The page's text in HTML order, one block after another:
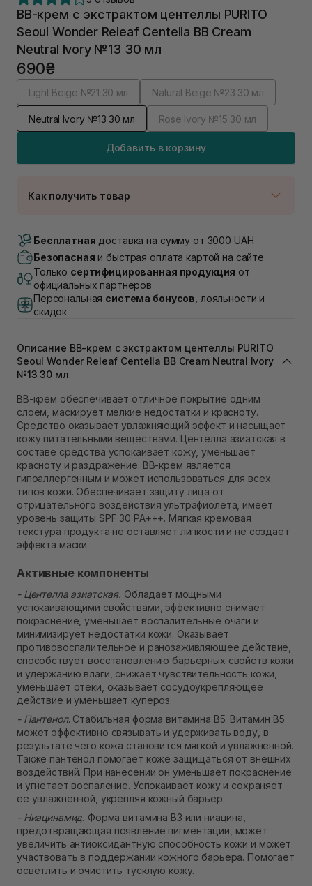
ВВ-крем с экстрактом центеллы PURITO
Seoul Wonder Releaf Centella BB Cream
Neutral Ivory №13 30 мл
690₴
Light Beige №21 30 мл Natural Beige №23 30 мл
Neutral Ivory №13 30 мл Rose Ivory №15 30 мл
Добавить в корзину
Как получить товар
В наличии
Самовывоз г. Луцк, Винниченка 4
Самовывоз г. Львов, ул. Академика Подстригача,
1В (Duck's Lake)
Самовывоз г. Львов ул. Степана Бандеры 43
В наличии
Самовывоз Ровно
В наличии
Самовывоз г. Ровно, ул. Кулика и Гудачека 23 (ТЦ
Экватор)
Бесплатная доставка на сумму от 3000 UAH
Безопасная и быстрая оплата картой на сайте
Только сертифицированная продукция от
официальных партнеров
Персональная система бонусов , лояльности и
скидок
Описание ВВ-крем с экстрактом центеллы PURITO
Seoul Wonder Releaf Centella BB Cream Neutral Ivory
№13 30 мл
ВВ-крем обеспечивает отличное покрытие одним
слоем, маскирует мелкие недостатки и красноту.
Средство оказывает увлажняющий эффект и насыщает
кожу питательными веществами. Центелла азиатская в
составе средства успокаивает кожу, уменьшает
красноту и раздражение. ВВ-крем является
гипоаллергенным и может использоваться для всех
типов кожи. Обеспечивает защиту лица от
отрицательного воздействия ультрафиолета, имеет
уровень защиты SPF 30 PA+++. Мягкая кремовая
текстура продукта не оставляет липкости и не создает
эффекта маски.
Активные компоненты
- Центелла азиатская. Обладает мощными
успокаивающими свойствами, эффективно снимает
покраснение, уменьшает воспалительные очаги и
минимизирует недостатки кожи. Оказывает
противовоспалительное и ранозаживляющее действие,
способствует восстановлению барьерных свойств кожи
и удержанию влаги, снижает чувствительность кожи,
уменьшает отеки, оказывает сосудоукрепляющее
действие и уменьшает купероз.
- Пантенол. Стабильная форма витамина В5. Витамин B5
может эффективно связывать и удерживать воду, в
результате чего кожа становится мягкой и увлажненной.
Также пантенол помогает коже защищаться от внешних
воздействий. При нанесении он уменьшает покраснение
и угнетает воспаление. Успокаивает кожу и сохраняет
ее увлажненной, укрепляя кожный барьер.
- Ниацинамид. Форма витамина B3 или ниацина,
предотвращающая появление пигментации, может
увеличить антиоксидантную способность кожи и может
участвовать в поддержании кожного барьера. Помогает
осветлить и очистить тусклую кожу.